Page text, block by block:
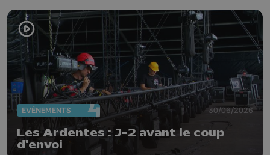
EVÈNEMENTS 30/06/2026
Les Ardentes : J-2 avant le coup
d'envoi